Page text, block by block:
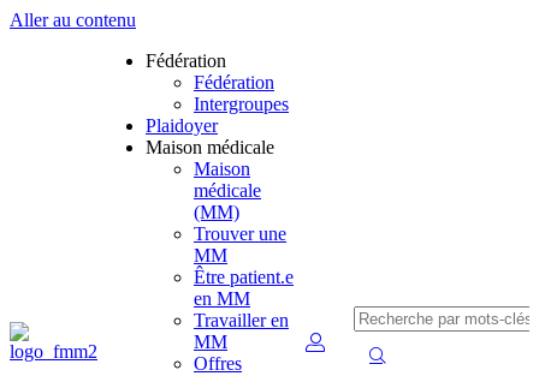
Aller au contenu
Fédération
Fédération
Intergroupes
Plaidoyer
Maison médicale
Maison
médicale
(MM)
Trouver une
MM
Être patient.e
en MM
Travailler en
MM
Offres